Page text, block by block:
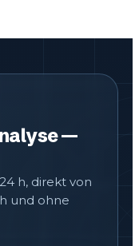
—
h, direkt von
und ohne